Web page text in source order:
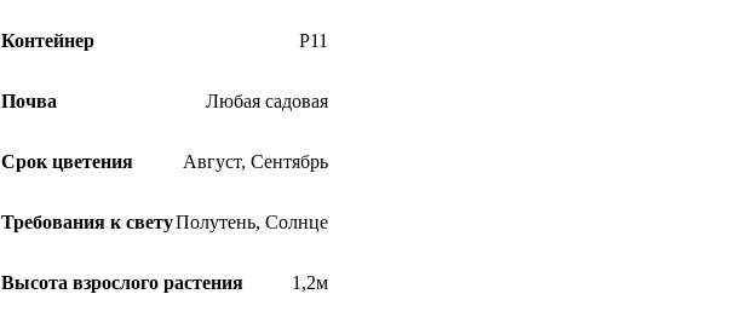
Контейнер Р11
Почва Любая садовая
Срок цветения Август, Сентябрь
Требования к светуПолутень, Солнце
Высота взрослого растения 1,2м